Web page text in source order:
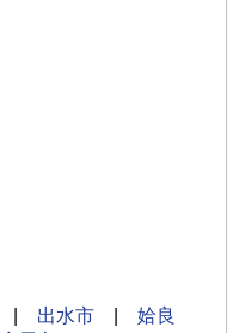
出水市
姶良